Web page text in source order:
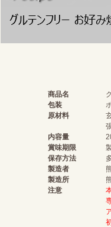
商品名
包装
原材料
内容量
賞味期限
保存方法
製造者
製造所
注意